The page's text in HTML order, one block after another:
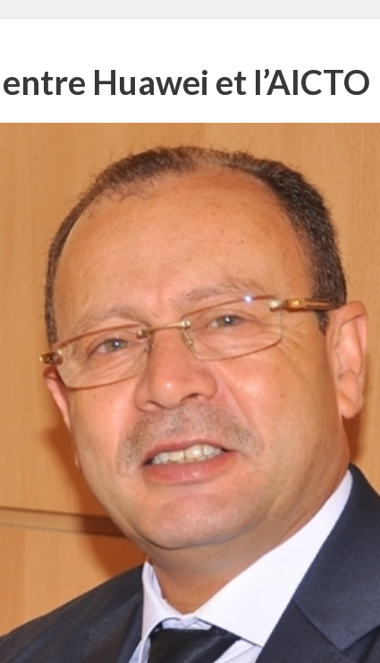
Huawei et l’AICTO